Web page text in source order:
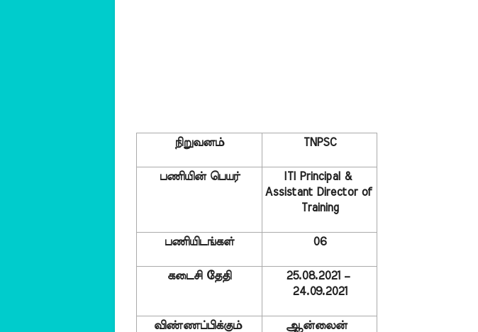
நிறுவனம் TNPSC
பணியின் பெயர்
ITI Principal &
Assistant Director of
Training
பணியிடங்கள் 06
கடைசி தேதி
25.08.2021 –
24.09.2021
விண்ணப்பிக்கும்
ஆன்லைன்